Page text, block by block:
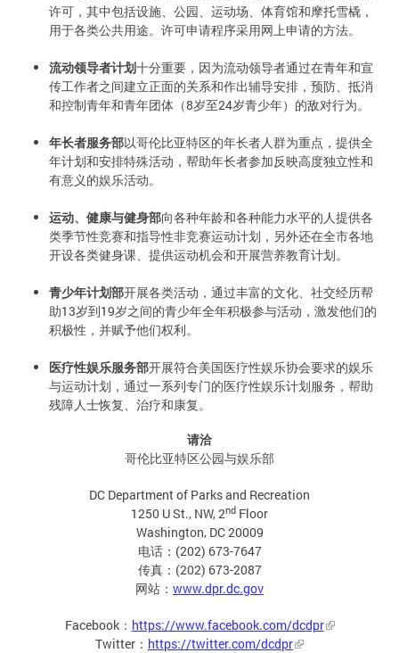
许可，其中包括设施、公园、运动场、体育馆和摩托雪橇，
用于各类公共用途。许可申请程序采用网上申请的方法。
流动领导者计划十分重要，因为流动领导者通过在青年和宣
传工作者之间建立正面的关系和作出辅导安排，预防、抵消
和控制青年和青年团体（8岁至24岁青少年）的敌对行为。
年长者服务部以哥伦比亚特区的年长者人群为重点，提供全
年计划和安排特殊活动，帮助年长者参加反映高度独立性和
有意义的娱乐活动。
运动、健康与健身部向各种年龄和各种能力水平的人提供各
类季节性竞赛和指导性非竞赛运动计划，另外还在全市各地
开设各类健身课、提供运动机会和开展营养教育计划。
青少年计划部开展各类活动，通过丰富的文化、社交经历帮
助13岁到19岁之间的青少年全年积极参与活动，激发他们的
积极性，并赋予他们权利。
医疗性娱乐服务部开展符合美国医疗性娱乐协会要求的娱乐
与运动计划，通过一系列专门的医疗性娱乐计划服务，帮助
残障人士恢复、治疗和康复。
请洽
哥伦比亚特区公园与娱乐部
DC Department of Parks and Recreation
1250 U St., NW, 2nd Floor
Washington, DC 20009
电话：(202) 673-7647
传真：(202) 673-2087
网站： www.dpr.dc.gov
Facebook： https://www.facebook.com/dcdpr
Twitter： https://twitter.com/dcdpr